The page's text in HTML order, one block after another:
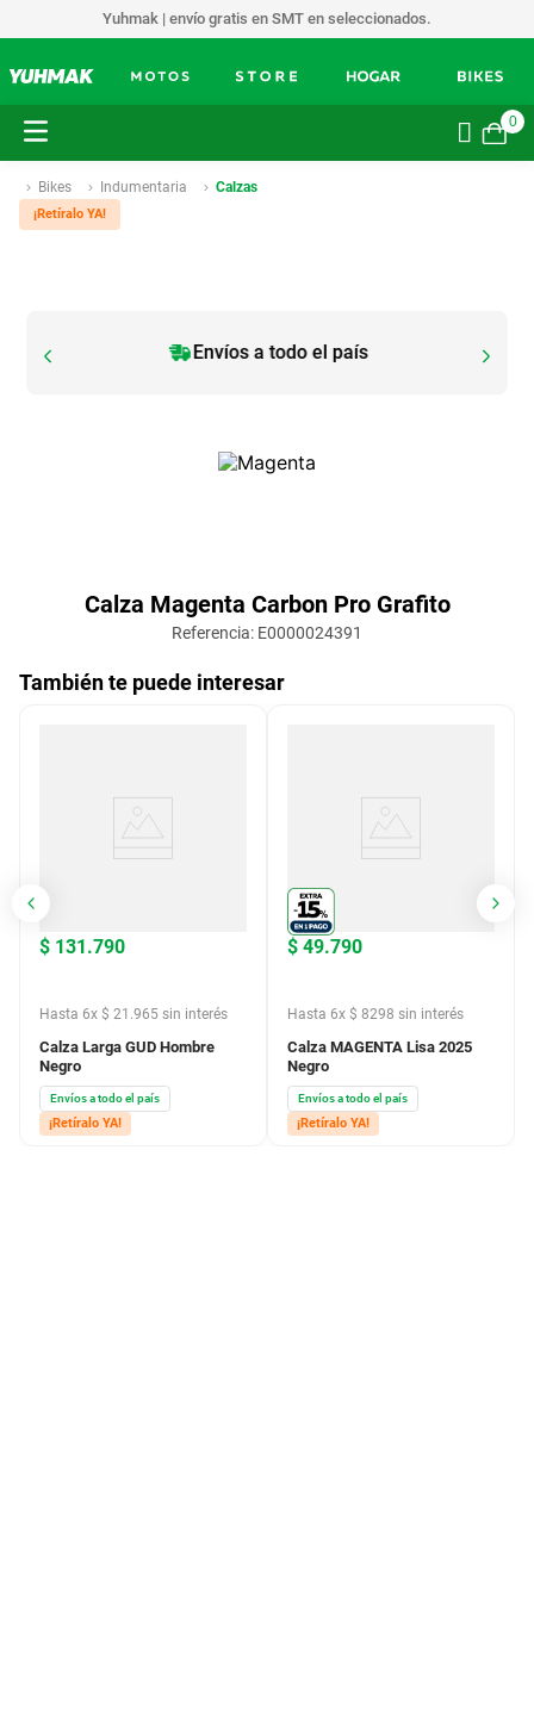
Yuhmak | envío gratis en SMT en seleccionados.
0
Bikes Indumentaria Calzas
¡Retíralo YA!
Envíos a todo el país
Calza Magenta Carbon Pro Grafito
Referencia: E0000024391
También te puede interesar
$ 131.790
Hasta 6x $ 21 .965 sin interés
Calza Larga GUD Hombre
Negro
Envíos a todo el país
¡Retíralo YA!
$ 49.790
Hasta 6x $ 8298 sin interés
Calza MAGENTA Lisa 2025
Negro
Envíos a todo el país
¡Retíralo YA!